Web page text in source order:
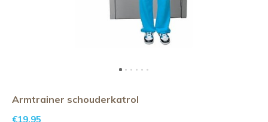
Armtrainer schouderkatrol
€19,95